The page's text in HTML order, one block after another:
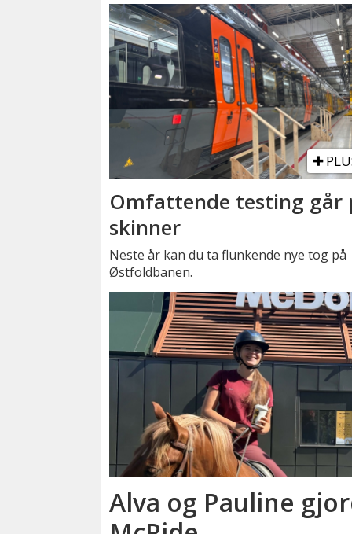
Omfattende testing går
skinner
Neste år kan du ta flunkende nye tog på
Østfoldbanen.
Alva og Pauline